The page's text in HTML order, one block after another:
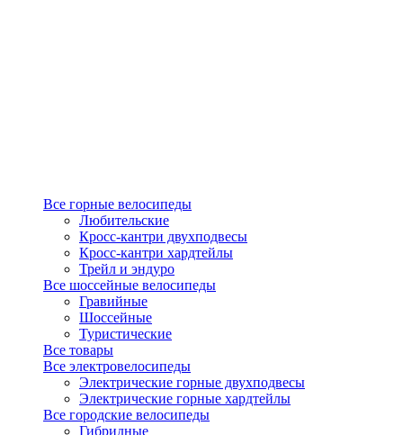
Все горные велосипеды
Любительские
Кросс-кантри двухподвесы
Кросс-кантри хардтейлы
Трейл и эндуро
Все шоссейные велосипеды
Гравийные
Шоссейные
Туристические
Все товары
Все электровелосипеды
Электрические горные двухподвесы
Электрические горные хардтейлы
Все городские велосипеды
Гибридные